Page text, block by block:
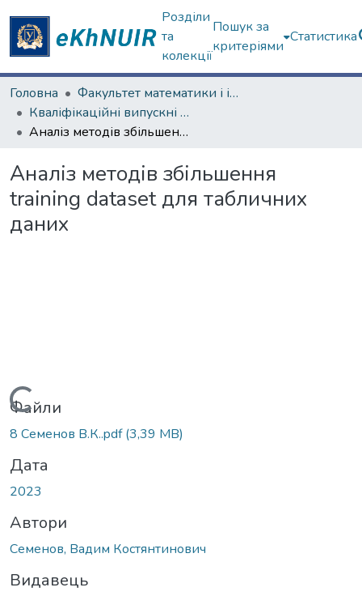
Розділи
та
колекції
Пошук за
критеріями
Статистика
Головна
Факультет математики і інформатики
Кваліфікаційні випускні роботи магістрів. Факультет математики і інформатики
Аналіз методів збільшення training dataset для табличних даних
Аналіз методів збільшення
training dataset для табличних
даних
Вантажиться...
Файли
8 Семенов В.К..pdf(3,39 MB)
Дата
2023
Автори
Семенов, Вадим Костянтинович
Видавець